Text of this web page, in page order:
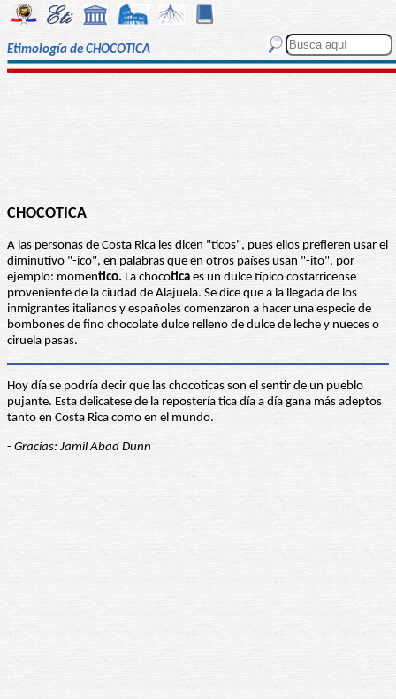
Etimología de CHOCOTICA
CHOCOTICA
A las personas de Costa Rica les dicen "ticos", pues ellos prefieren usar el
diminutivo "-ico", en palabras que en otros países usan "-ito", por
ejemplo: momentico. La chocotica es un dulce típico costarricense
proveniente de la ciudad de Alajuela. Se dice que a la llegada de los
inmigrantes italianos y españoles comenzaron a hacer una especie de
bombones de fino chocolate dulce relleno de dulce de leche y nueces o
ciruela pasas.
Hoy día se podría decir que las chocoticas son el sentir de un pueblo
pujante. Esta delicatese de la repostería tica día a día gana más adeptos
tanto en Costa Rica como en el mundo.
- Gracias: Jamil Abad Dunn